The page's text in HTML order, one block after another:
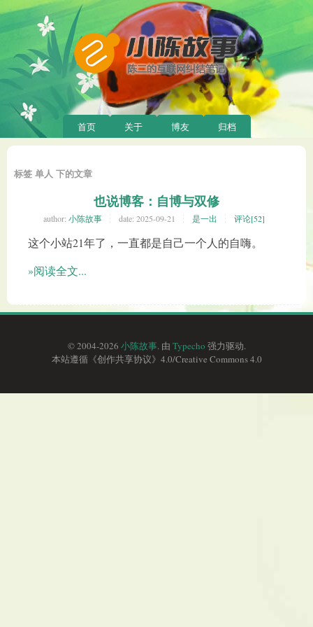
首页 关于 博友 归档
标签 单人 下的文章
也说博客：自博与双修
author: 小陈故事 date: 2025-09-21 是一出 评论[52]
这个小站21年了，一直都是自己一个人的自嗨。
»阅读全文...
© 2004-2026 小陈故事. 由 Typecho 强力驱动.
本站遵循《创作共享协议》4.0/Creative Commons 4.0